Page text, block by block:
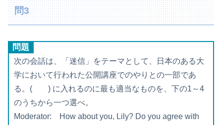
問3
問題
次の会話は、「迷信」をテーマとして、日本のある大
学において行われた公開講座でのやりとの一部であ
る。( ) に入れるのに最も適当なものを、下の1～4
のうちから一つ選べ。
Moderator: How about you, Lily? Do you agree with